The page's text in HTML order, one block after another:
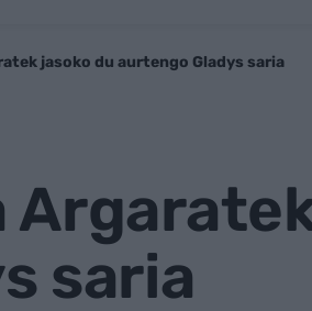
jasoko du aurtengo Gladys saria
saria